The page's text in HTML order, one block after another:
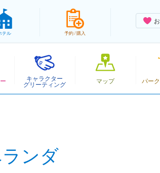
テル 予約 / 購入
キャラクター
グリーティング マップ パー
ンダ